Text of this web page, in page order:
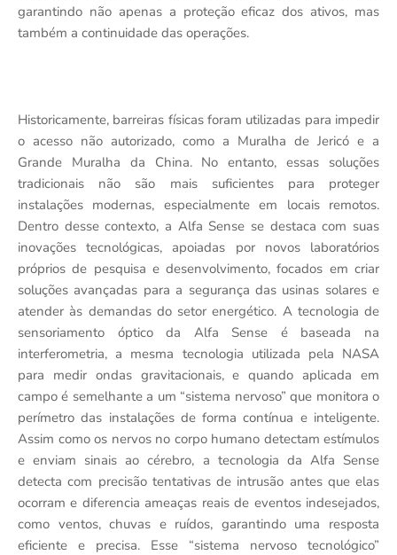
garantindo não apenas a proteção eficaz dos ativos, mas
também a continuidade das operações.
Historicamente, barreiras físicas foram utilizadas para impedir
o acesso não autorizado, como a Muralha de Jericó e a
Grande Muralha da China. No entanto, essas soluções
tradicionais não são mais suficientes para proteger
instalações modernas, especialmente em locais remotos.
Dentro desse contexto, a Alfa Sense se destaca com suas
inovações tecnológicas, apoiadas por novos laboratórios
próprios de pesquisa e desenvolvimento, focados em criar
soluções avançadas para a segurança das usinas solares e
atender às demandas do setor energético. A tecnologia de
sensoriamento óptico da Alfa Sense é baseada na
interferometria, a mesma tecnologia utilizada pela NASA
para medir ondas gravitacionais, e quando aplicada em
campo é semelhante a um “sistema nervoso” que monitora o
perímetro das instalações de forma contínua e inteligente.
Assim como os nervos no corpo humano detectam estímulos
e enviam sinais ao cérebro, a tecnologia da Alfa Sense
detecta com precisão tentativas de intrusão antes que elas
ocorram e diferencia ameaças reais de eventos indesejados,
como ventos, chuvas e ruídos, garantindo uma resposta
eficiente e precisa. Esse “sistema nervoso tecnológico”